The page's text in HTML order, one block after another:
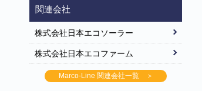
関連会社
株式会社日本エコソーラー
株式会社日本エコファーム
Marco-Line 関連会社一覧 ＞